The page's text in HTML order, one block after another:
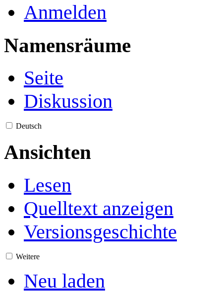
Anmelden
Namensräume
Seite
Diskussion
Deutsch
Ansichten
Lesen
Quelltext anzeigen
Versionsgeschichte
Weitere
Neu laden